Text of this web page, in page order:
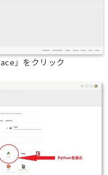
」をクリック